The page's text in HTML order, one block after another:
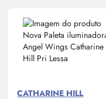
CATHARINE HILL